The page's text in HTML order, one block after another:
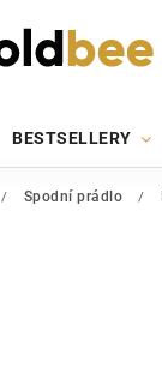
BESTSELLERY
/ Spodní prádlo /